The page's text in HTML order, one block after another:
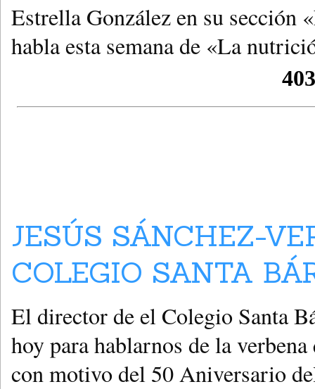
Estrella González en su sección
habla esta semana de «La
JESÚS SÁNCHEZ-
COLEGIO SANTA
El director de el Colegio Santa
hoy para hablarnos de la
con motivo del 50 Aniversario